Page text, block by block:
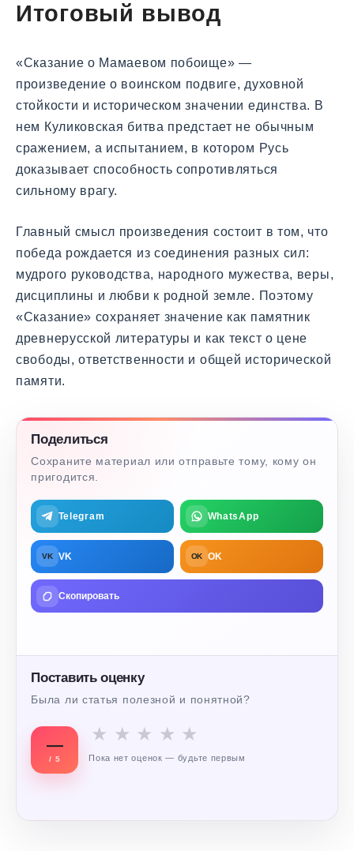
Итоговый вывод
«Сказание о Мамаевом побоище» —
произведение о воинском подвиге, духовной
стойкости и историческом значении единства. В
нем Куликовская битва предстает не обычным
сражением, а испытанием, в котором Русь
доказывает способность сопротивляться
сильному врагу.
Главный смысл произведения состоит в том, что
победа рождается из соединения разных сил:
мудрого руководства, народного мужества, веры,
дисциплины и любви к родной земле. Поэтому
«Сказание» сохраняет значение как памятник
древнерусской литературы и как текст о цене
свободы, ответственности и общей исторической
памяти.
Поделиться
Сохраните материал или отправьте тому, кому он
пригодится.
Telegram WhatsApp
VK VK OK OK
Скопировать
Поставить оценку
Была ли статья полезной и понятной?
—
/ 5
★ ★ ★ ★ ★
Пока нет оценок — будьте первым